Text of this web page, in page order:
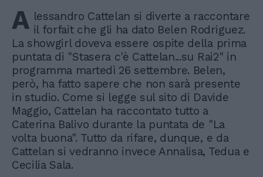
A lessandro Cattelan si diverte a raccontare
il forfait che gli ha dato Belen Rodriguez.
La showgirl doveva essere ospite della prima
puntata di "Stasera c'è Cattelan...su Rai2" in
programma martedì 26 settembre. Belen,
però, ha fatto sapere che non sarà presente
in studio. Come si legge sul sito di Davide
Maggio, Cattelan ha raccontato tutto a
Caterina Balivo durante la puntata de "La
volta buona". Tutto da rifare, dunque, e da
Cattelan si vedranno invece Annalisa, Tedua e
Cecilia Sala.